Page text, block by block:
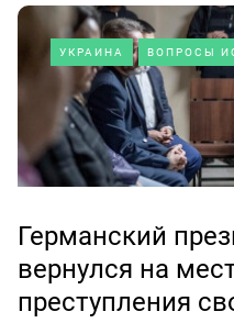
УКРАИНА ВОПРОСЫ
Германский
вернулся на
преступления